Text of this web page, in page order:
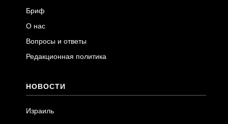
Бриф
О нас
Вопросы и ответы
Редакционная политика
НОВОСТИ
Израиль